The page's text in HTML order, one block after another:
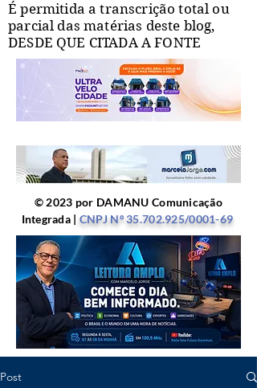
É permitida a transcrição total ou
parcial das matérias deste blog,
DESDE QUE CITADA A FONTE
© 2023 por DAMANU Comunicação
Integrada | CNPJ Nº35.702.925/0001-69
Post